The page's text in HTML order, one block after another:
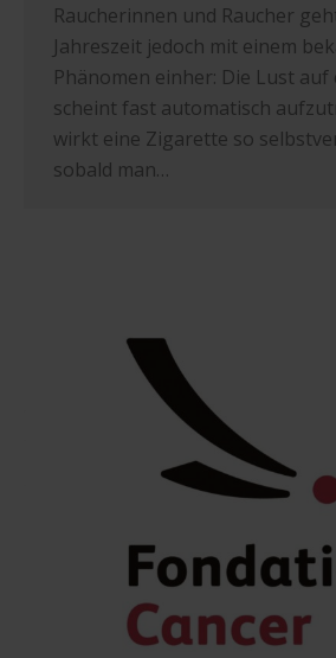
Raucherinnen und Raucher
Jahreszeit jedoch mit einem
Phänomen einher: Die Lust
scheint fast automatisch
wirkt eine Zigarette so
sobald man…